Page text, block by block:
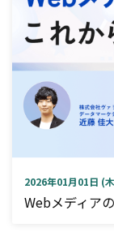
2026年01月01日 (
Webメディア